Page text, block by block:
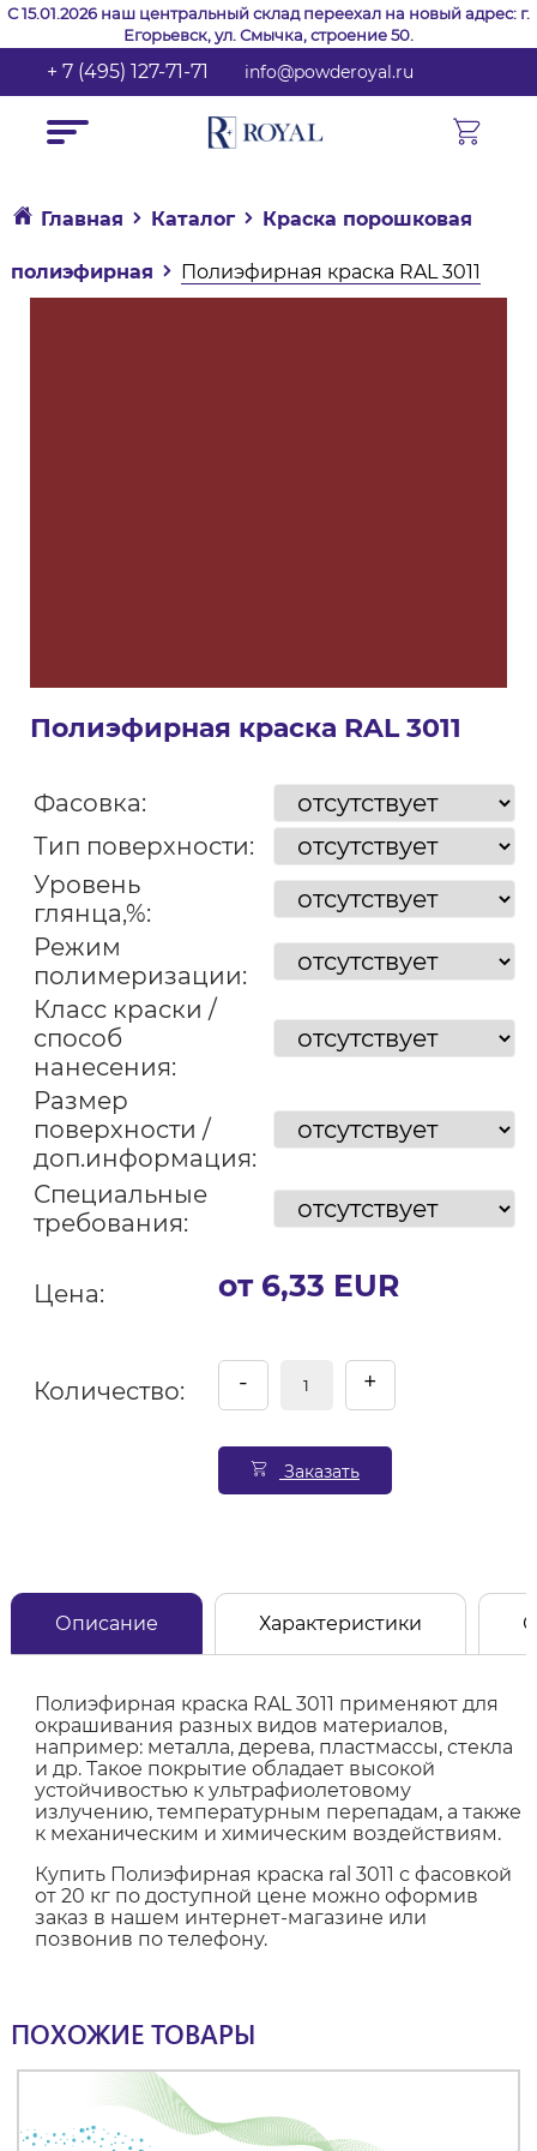
С 15.01.2026 наш центральный склад переехал на новый адрес: г.
Егорьевск, ул. Смычка, строение 50.
+ 7 (495) 127-71-71 info@powderoyal.ru
Главная Каталог Краска порошковая
полиэфирная Полиэфирная краска RAL 3011
Полиэфирная краска RAL 3011
Фасовка:
Тип поверхности:
Уровень
глянца,%:
Режим
полимеризации:
Класс краски /
способ
нанесения:
Размер
поверхности /
доп.информация:
Специальные
требования:
Цена: от 6,33 EUR
Количество: - +
Заказать
Описание Характеристики
Полиэфирная краска RAL 3011 применяют для
окрашивания разных видов материалов,
например: металла, дерева, пластмассы, стекла
и др. Такое покрытие обладает высокой
устойчивостью к ультрафиолетовому
излучению, температурным перепадам, а также
к механическим и химическим воздействиям.
Купить Полиэфирная краска ral 3011 с фасовкой
от 20 кг по доступной цене можно оформив
заказ в нашем интернет-магазине или
позвонив по телефону.
ПОХОЖИЕ ТОВАРЫ